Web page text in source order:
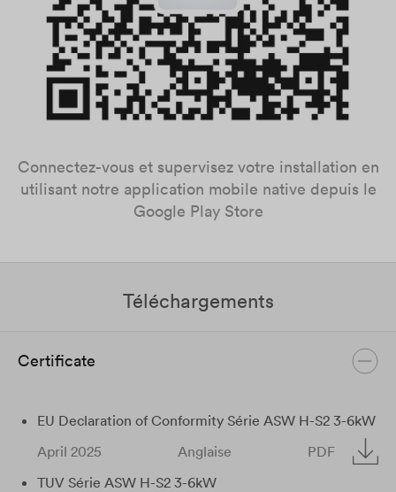
Connectez-vous et supervisez votre installation en
utilisant notre application mobile native depuis le
Google Play Store
Téléchargements
Certificate
EU Declaration of Conformity Série ASW H-S2 3-6kW​
April 2025
Anglaise
PDF
TUV Série ASW H-S2 3-6kW​